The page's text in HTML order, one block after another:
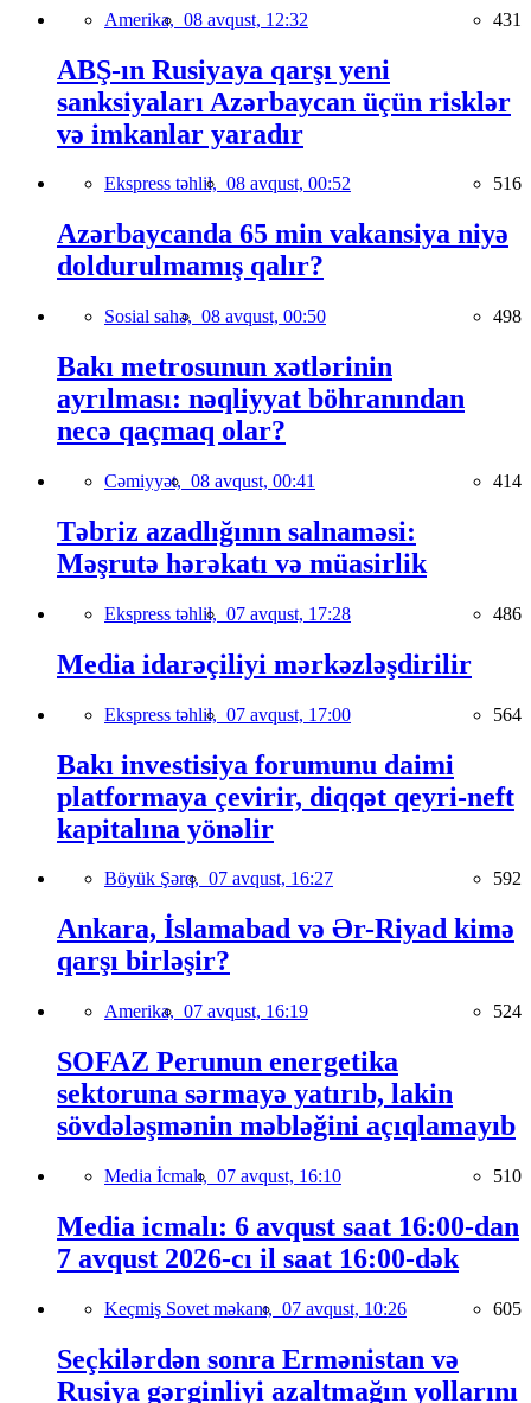
Amerika, 08 avqust, 12:32 431
ABŞ-ın Rusiyaya qarşı yeni
sanksiyaları Azərbaycan üçün risklər
və imkanlar yaradır
Ekspress təhlil, 08 avqust, 00:52 516
Azərbaycanda 65 min vakansiya niyə
doldurulmamış qalır?
Sosial sahə, 08 avqust, 00:50 498
Bakı metrosunun xətlərinin
ayrılması: nəqliyyat böhranından
necə qaçmaq olar?
Cəmiyyət, 08 avqust, 00:41 414
Təbriz azadlığının salnaməsi:
Məşrutə hərəkatı və müasirlik
Ekspress təhlil, 07 avqust, 17:28 486
Media idarəçiliyi mərkəzləşdirilir
Ekspress təhlil, 07 avqust, 17:00 564
Bakı investisiya forumunu daimi
platformaya çevirir, diqqət qeyri-neft
kapitalına yönəlir
Böyük Şərq, 07 avqust, 16:27 592
Ankara, İslamabad və Ər-Riyad kimə
qarşı birləşir?
Amerika, 07 avqust, 16:19 524
SOFAZ Perunun energetika
sektoruna sərmayə yatırıb, lakin
sövdələşmənin məbləğini açıqlamayıb
Media İcmalı, 07 avqust, 16:10 510
Media icmalı: 6 avqust saat 16:00-dan
7 avqust 2026-cı il saat 16:00-dək
Keçmiş Sovet məkanı, 07 avqust, 10:26 605
Seçkilərdən sonra Ermənistan və
Rusiya gərginliyi azaltmağın yollarını